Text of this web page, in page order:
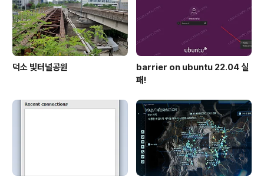
덕소 빛터널공원
barrier on ubuntu 22.04 실
패!